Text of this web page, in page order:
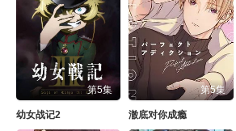
第5集
幼女战记2
第5集
澈底对你成瘾